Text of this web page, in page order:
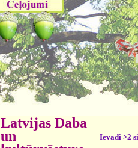
Latvijas Daba
un
Ievadi >2